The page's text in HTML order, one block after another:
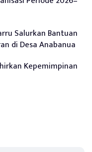
Salurkan Bantuan
di Desa Anabanua
Kepemimpinan